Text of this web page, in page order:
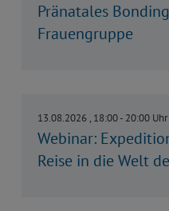
Pränatales
Frauengruppe
13.08.2026 , 18:00 - 20:00 Uhr
Webinar:
Reise in die Welt